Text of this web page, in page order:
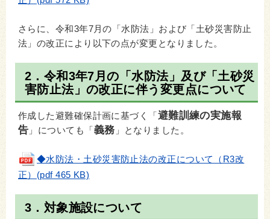
さらに、令和3年7月の「水防法」および「土砂災害防止
法」の改正により以下の点が変更となりました。
2．令和3年7月の「水防法」及び「土砂災
害防止法」の改正に伴う変更点について
作成した避難確保計画に基づく「 避難訓練の実施報
告 」についても「 義務 」となりました。
◆水防法・土砂災害防止法の改正について（R3改
正）(pdf 465 KB)
3．対象施設について